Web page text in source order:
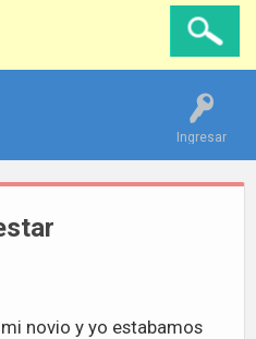
Ingresar
novio y yo estabamos